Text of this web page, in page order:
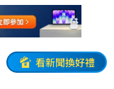
看新聞換好禮